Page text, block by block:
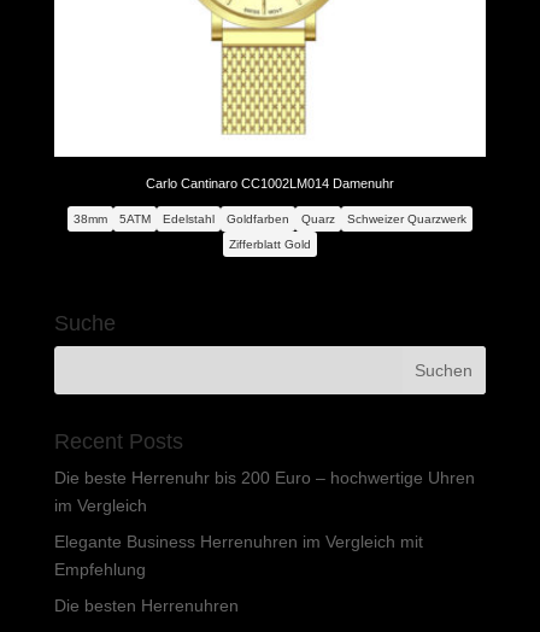
Carlo Cantinaro CC1002LM014 Damenuhr
38mm 5ATM Edelstahl Goldfarben Quarz
Schweizer Quarzwerk
Zifferblatt Gold
Suche
Recent Posts
Die beste Herrenuhr bis 200 Euro – hochwertige Uhren
im Vergleich
Elegante Business Herrenuhren im Vergleich mit
Empfehlung
Die besten Herrenuhren